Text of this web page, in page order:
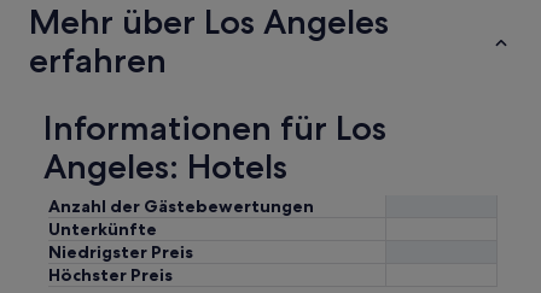
Mehr über Los Angeles
erfahren
Informationen für Los
Angeles: Hotels
Anzahl der Gästebewertungen
Unterkünfte
Niedrigster Preis
Höchster Preis